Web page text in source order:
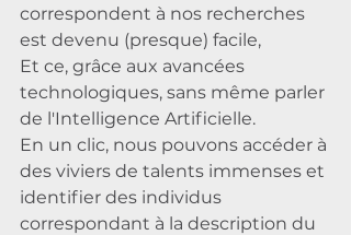
correspondent à nos recherches
est devenu (presque) facile,
Et ce, grâce aux avancées
technologiques, sans même parler
de l'Intelligence Artificielle.
En un clic, nous pouvons accéder à
des viviers de talents immenses et
identifier des individus
correspondant à la description du